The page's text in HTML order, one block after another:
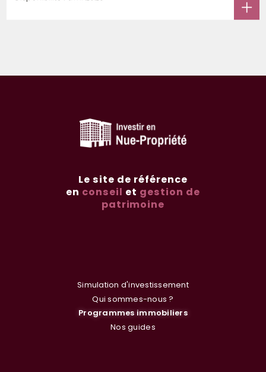
Le site de référence
en conseil et gestion de
patrimoine
Simulation d'investissement
Qui sommes-nous ?
Programmes immobiliers
Nos guides